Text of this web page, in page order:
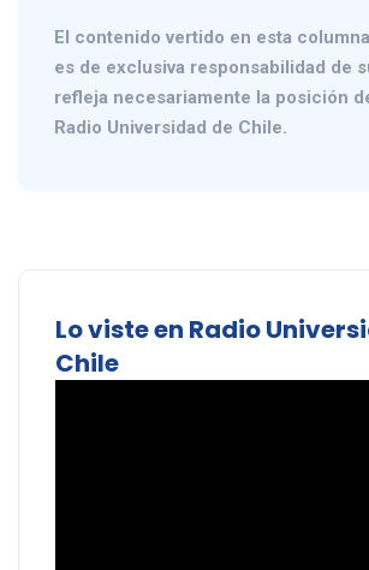
El contenido vertido en esta
es de exclusiva responsabilidad de
refleja necesariamente la posición
Radio Universidad de Chile.
Lo viste en Radio
Chile